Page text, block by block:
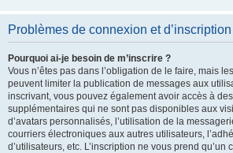
Problèmes de connexion et d’inscription
Pourquoi ai-je besoin de m’inscrire ?
Vous n’êtes pas dans l’obligation de le faire, mais
peuvent limiter la publication de messages aux
inscrivant, vous pouvez également avoir accès à
supplémentaires qui ne sont pas disponibles aux
d’avatars personnalisés, l’utilisation de la
courriers électroniques aux autres utilisateurs,
d’utilisateurs, etc. L’inscription ne vous prend qu’un